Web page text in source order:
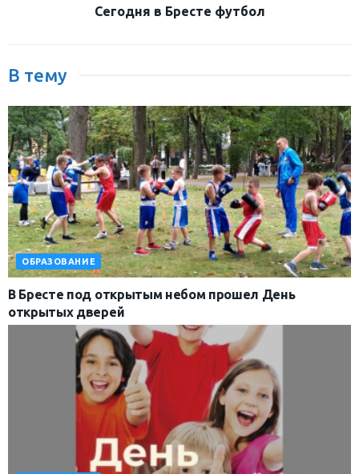
Сегодня в Бресте футбол
В тему
ОБРАЗОВАНИЕ
В Бресте под открытым небом прошел День
открытых дверей